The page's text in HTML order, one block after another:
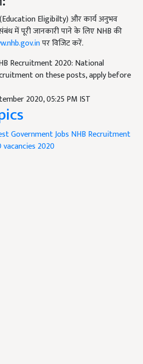
(Education Eligibilty) और कार्य अनुभव
में पूरी जानकारी पाने के लिए NHB की
पर विजिट करें.
Recruitment 2020: National
on these posts, apply before
2020, 05:25 PM IST
Government Jobs NHB Recruitment
vacancies 2020